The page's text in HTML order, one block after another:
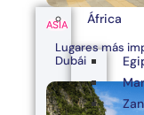
ASIA
Lugares más
Dubái
África